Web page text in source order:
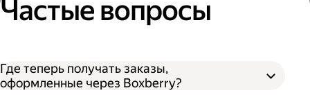
Частые вопросы
Где теперь получать заказы,
оформленные через Boxberry?